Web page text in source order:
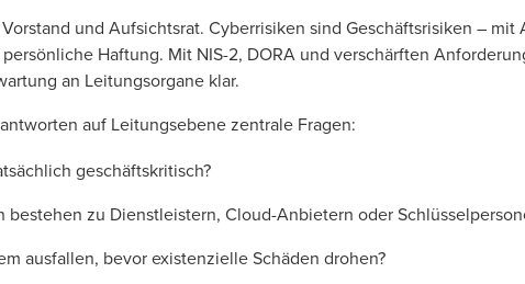
und Aufsichtsrat. Cyberrisiken sind Geschäftsrisiken – mit
Haftung. Mit NIS-2, DORA und verschärften
an Leitungsorgane klar.
auf Leitungsebene zentrale Fragen:
geschäftskritisch?
zu Dienstleistern, Cloud-Anbietern oder
ausfallen, bevor existenzielle Schäden drohen?